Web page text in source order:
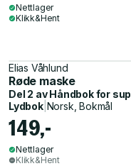
Nettlager
Klikk&Hent
Elias Våhlund
Røde maske
Del 2 avHåndbok for
Lydbok| Norsk, Bokmål
149,-
Nettlager
Klikk&Hent